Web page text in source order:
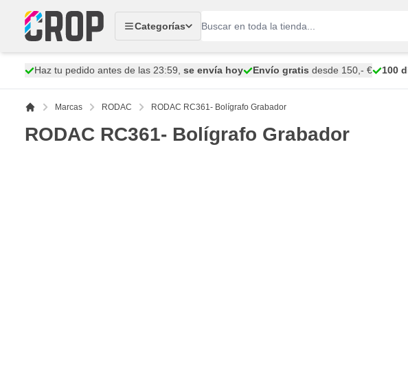
Categorías
Haz tu pedido antes de las 23:59, se envía hoy Envío gratis desde 150,- € 100
Marcas RODAC RODAC RC361- Bolígrafo Grabador
RODAC RC361- Bolígrafo Grabador